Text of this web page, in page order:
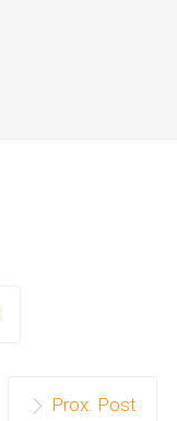
Prox. Post